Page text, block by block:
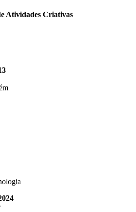
Atividades Criativas